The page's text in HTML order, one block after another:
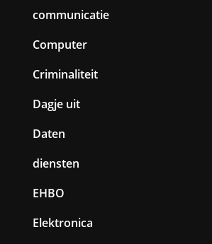
communicatie
Computer
Criminaliteit
Dagje uit
Daten
diensten
EHBO
Elektronica